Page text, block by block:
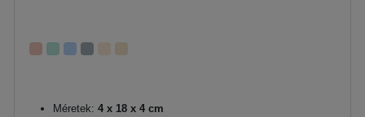
Méretek: 4 x 18 x 4 cm